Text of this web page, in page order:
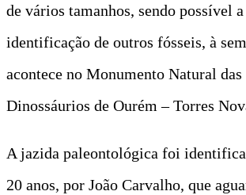
de vários tamanhos, sendo possível
identificação de outros fósseis, à
acontece no Monumento Natural das
Dinossáurios de Ourém – Torres
A jazida paleontológica foi
20 anos, por João Carvalho, que